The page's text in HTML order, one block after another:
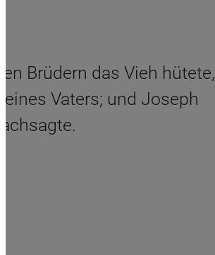
Brüdern das Vieh hütete,
Vaters; und Joseph